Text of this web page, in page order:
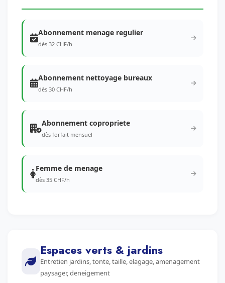
Abonnement menage regulier
dès 32 CHF/h
Abonnement nettoyage bureaux
dès 30 CHF/h
Abonnement copropriete
dès forfait mensuel
Femme de menage
dès 35 CHF/h
Espaces verts & jardins
Entretien jardins, tonte, taille, elagage, amenagement
paysager, deneigement